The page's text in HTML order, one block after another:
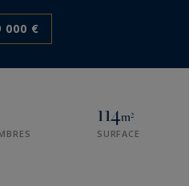
000 €
114m²
SURFACE